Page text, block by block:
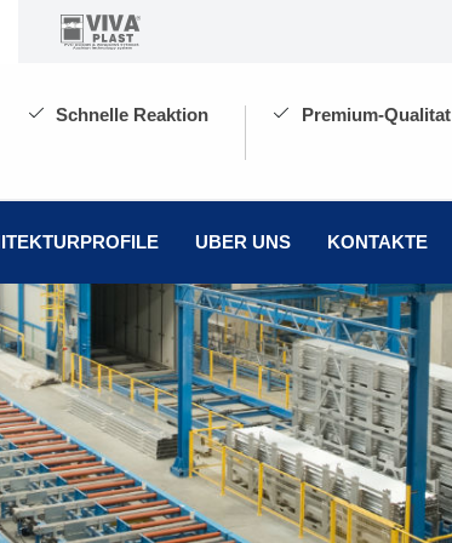
НАЗАД
Schnelle Reaktion Premium-Qualitat
UBER UNS KONTAKTE